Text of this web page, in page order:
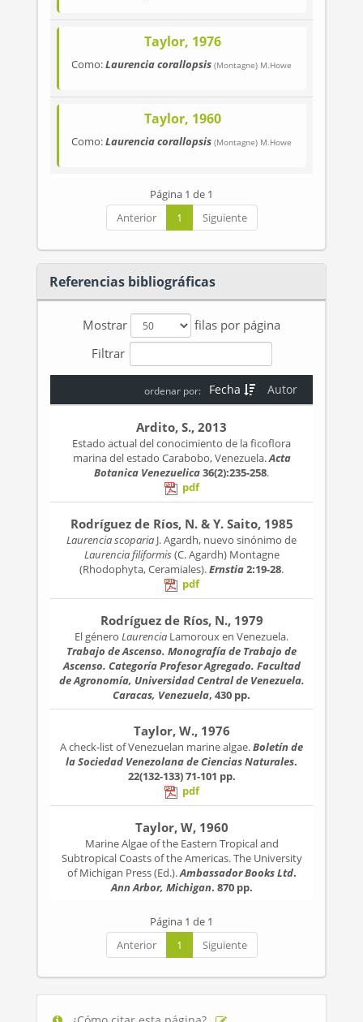
Taylor, 1976
Como:Laurencia corallopsis (Montagne) M.Howe
Taylor, 1960
Como:Laurencia corallopsis (Montagne) M.Howe
Página 1 de 1
Anterior
1 Siguiente
Referencias bibliográficas
Mostrar
filas por página
Filtrar
Autor
Fecha
ordenar por:
Ardito, S., 2013
Estado actual del conocimiento de la ficoflora
marina del estado Carabobo, Venezuela.Acta
Botanica Venezuelica36(2):235-258.
pdf
Rodríguez de Ríos, N. & Y. Saito, 1985
Laurencia scoparia J. Agardh, nuevo sinónimo de
Laurencia filiformis (C. Agardh) Montagne
(Rhodophyta, Ceramiales).Ernstia2:19-28.
pdf
Rodríguez de Ríos, N., 1979
El género Laurencia Lamoroux en Venezuela.
Trabajo de Ascenso. Monografía de Trabajo de
Ascenso. Categoría Profesor Agregado. Facultad
de Agronomía, Universidad Central de Venezuela.
Caracas, Venezuela, 430 pp.
Taylor, W., 1976
A check-list of Venezuelan marine algae.Boletín de
la Sociedad Venezolana de Ciencias Naturales.
22(132-133)71-101 pp.
pdf
Taylor, W, 1960
Marine Algae of the Eastern Tropical and
Subtropical Coasts of the Americas. The University
of Michigan Press (Ed.).Ambassador Books Ltd.
Ann Arbor, Michigan. 870 pp.
Página 1 de 1
Anterior
1 Siguiente